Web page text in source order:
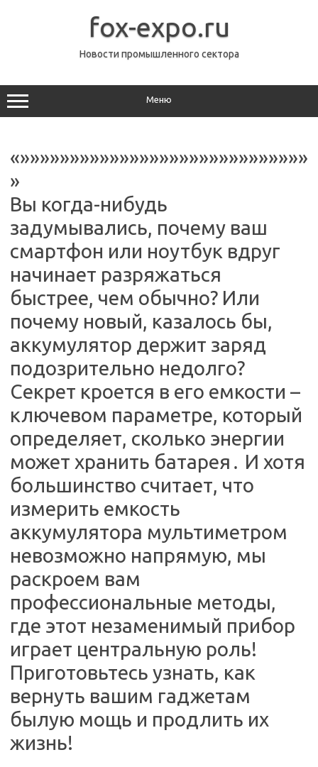
fox-expo.ru
Новости промышленного сектора
Меню
«»»»»»»»»»»»»»»»»»»»»»»»»»»»»»
»
Вы когда-нибудь
задумывались, почему ваш
смартфон или ноутбук вдруг
начинает разряжаться
быстрее, чем обычно? Или
почему новый, казалось бы,
аккумулятор держит заряд
подозрительно недолго?
Секрет кроется в его емкости –
ключевом параметре, который
определяет, сколько энергии
может хранить батарея․ И хотя
большинство считает, что
измерить емкость
аккумулятора мультиметром
невозможно напрямую, мы
раскроем вам
профессиональные методы,
где этот незаменимый прибор
играет центральную роль!
Приготовьтесь узнать, как
вернуть вашим гаджетам
былую мощь и продлить их
жизнь!